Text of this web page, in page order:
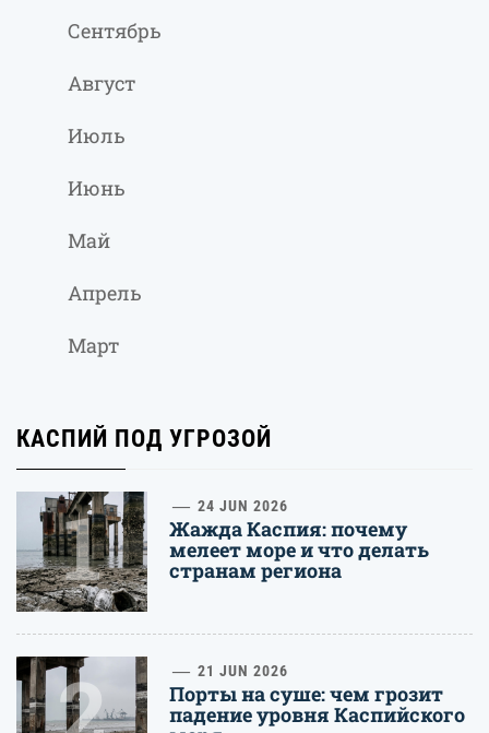
Сентябрь
Август
Июль
Июнь
Май
Апрель
Март
КАСПИЙ ПОД УГРОЗОЙ
1 24 JUN 2026
Жажда Каспия: почему
мелеет море и что делать
странам региона
21 JUN 2026
Порты на суше: чем грозит
падение уровня Каспийского